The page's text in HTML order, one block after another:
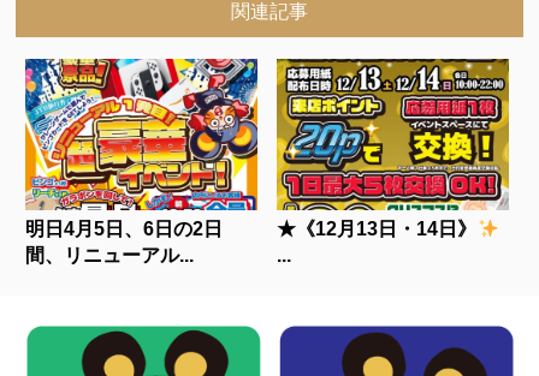
関連記事
明日4月5日、6日の2日
間、リニューアル...
★《12月13日・14日》
...